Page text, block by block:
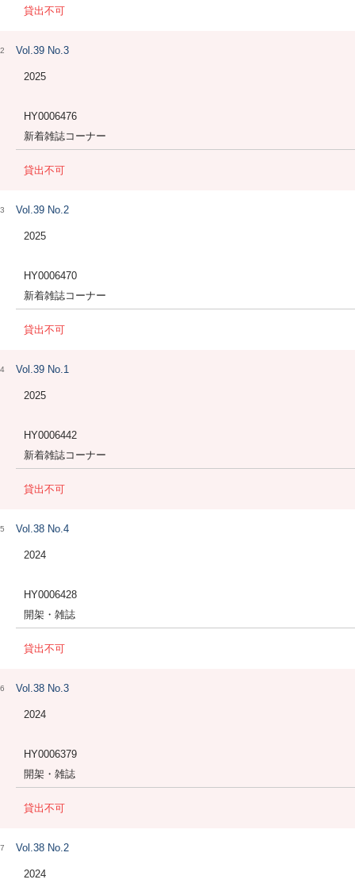
貸出不可
2 Vol.39 No.3
2025
HY0006476
新着雑誌コーナー
貸出不可
3 Vol.39 No.2
2025
HY0006470
新着雑誌コーナー
貸出不可
4 Vol.39 No.1
2025
HY0006442
新着雑誌コーナー
貸出不可
5 Vol.38 No.4
2024
HY0006428
開架・雑誌
貸出不可
6 Vol.38 No.3
2024
HY0006379
開架・雑誌
貸出不可
7 Vol.38 No.2
2024